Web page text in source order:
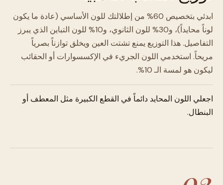
ابدئي بتخصيص 60% من إطلالتك للون الأساسي (عادة ما يكون
لوناً محايداً)، و30% للون الثانوي، و10% للون التباين الذي يبرز
التفاصيل. هذا التوزيع يمنع تشتت العين ويخلق توازناً بصرياً
مريحاً. استخدمي اللون الجريء في الإكسسوارات أو الحقائب
ليكون هو لمسة الـ 10%.
اجعلي اللون المحايد دائماً في القطع الكبيرة مثل المعطف أو
البنطال.